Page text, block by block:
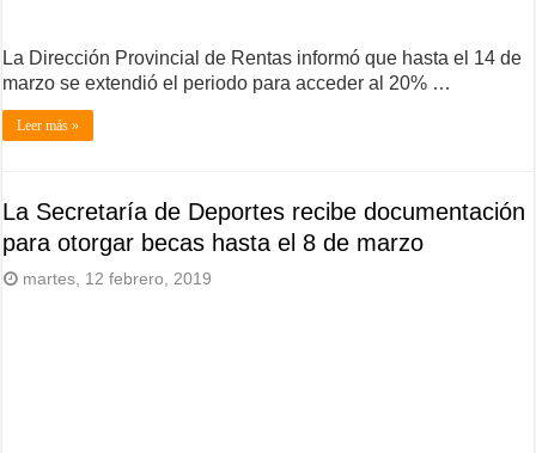
La Dirección Provincial de Rentas informó que hasta el 14 de
marzo se extendió el periodo para acceder al 20% …
Leer más »
La Secretaría de Deportes recibe documentación
para otorgar becas hasta el 8 de marzo
martes, 12 febrero, 2019